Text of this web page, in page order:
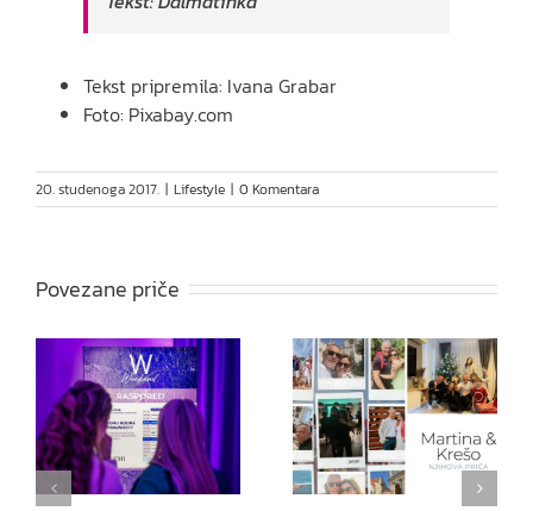
Tekst pripremila: Ivana Grabar
Foto: Pixabay.com
20. studenoga 2017. | Lifestyle | 0 Komentara
Povezane priče